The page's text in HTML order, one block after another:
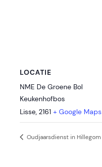
LOCATIE
NME De Groene Bol
Keukenhofbos
Lisse, 2161 + Google Maps
Oudjaarsdienst in Hillegom